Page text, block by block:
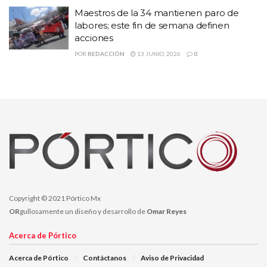
Institución ante cualquier duda, inconformidad o sugerencia.
Por último, invitó a que los zacatecanos visiten la página:
arturo nahle garcia
Comunicación Social
Magistrado Presidente
Maestros de la 34 mantienen paro de
labores; este fin de semana definen
acciones
POR REDACCIÓN 13 JUNIO, 2026 0
Copyright © 2021 Pórtico Mx
ORgullosamente un diseño y desarrollo de Omar Reyes
Acerca de Pórtico
Acerca de Pórtico Contáctanos Aviso de Privacidad